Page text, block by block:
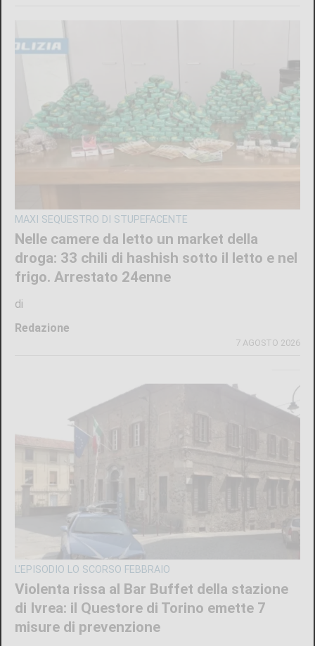
MAXI SEQUESTRO DI STUPEFACENTE
Nelle camere da letto un market della
droga: 33 chili di hashish sotto il letto e nel
frigo. Arrestato 24enne
di
Redazione
7 AGOSTO 2026
L'EPISODIO LO SCORSO FEBBRAIO
Violenta rissa al Bar Buffet della stazione
di Ivrea: il Questore di Torino emette 7
misure di prevenzione